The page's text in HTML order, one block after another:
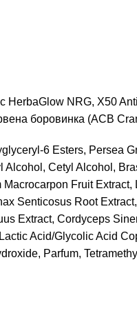
HerbaGlow NRG, X50
боровинка (ACB
6 Esters, Persea
Cetyl Alcohol,
Fruit
Senticosus Root
Extract, Cordyceps
Acid/Glycolic Acid
Parfum,